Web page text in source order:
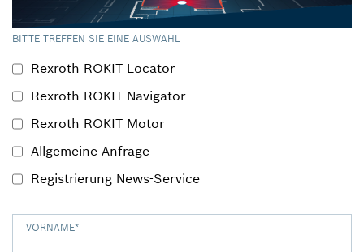
BITTE TREFFEN SIE EINE AUSWAHL
Rexroth ROKIT Locator
Rexroth ROKIT Navigator
Rexroth ROKIT Motor
Allgemeine Anfrage
Registrierung News-Service
VORNAME*